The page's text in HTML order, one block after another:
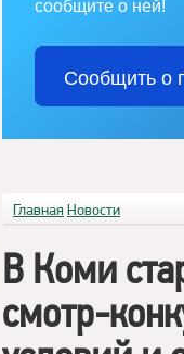
сообщите о ней!
Сообщить о
Главная Новости
В Коми
смотр-